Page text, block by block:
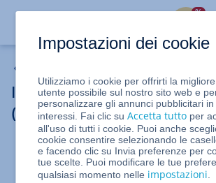
%
Installare e configurare
(Windows)
Per Server Cloud, Server
dedicati in offerta speciale
Impostazioni dei cookie
Utilizziamo i cookie per offrirti la
utente possibile sul nostro sito web e
personalizzare gli annunci pubblicitari
interessi. Fai clic suAccetta tutto per
all'uso di tutti i cookie. Puoi anche
cookie consentire selezionando le
e facendo clic su Invia preferenze per
tue scelte. Puoi modificare le tue
qualsiasi momento nelle impostazioni